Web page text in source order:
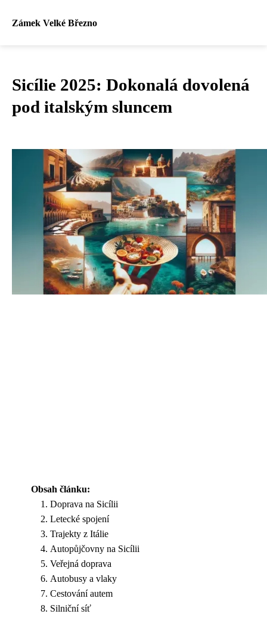
Zámek Velké Březno
Sicílie 2025: Dokonalá dovolená
pod italským sluncem
Obsah článku:
Doprava na Sicílii
Letecké spojení
Trajekty z Itálie
Autopůjčovny na Sicílii
Veřejná doprava
Autobusy a vlaky
Cestování autem
Silniční síť